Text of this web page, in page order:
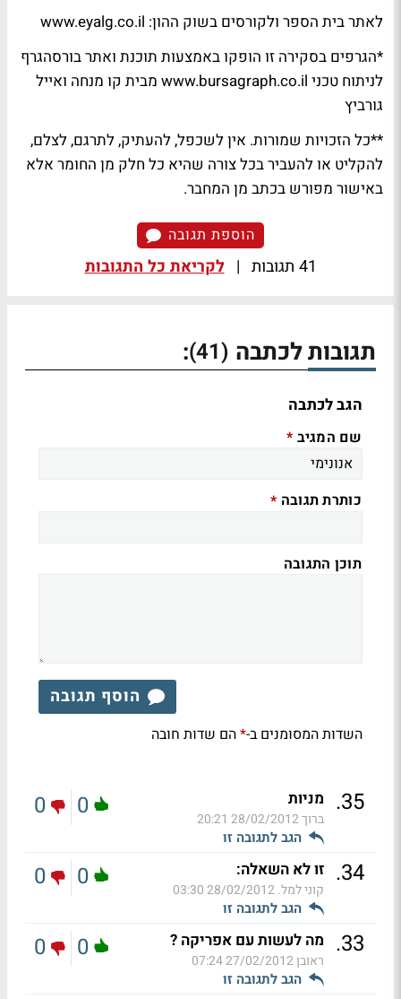
לאתר בית הספר ולקורסים בשוק ההון: www.eyalg.co.il
*הגרפים בסקירה זו הופקו באמצעות תוכנת ואתר בורסהגרף
לניתוח טכני www.bursagraph.co.il מבית קו מנחה ואייל
גורביץ
**כל הזכויות שמורות. אין לשכפל, להעתיק, לתרגם, לצלם,
להקליט או להעביר בכל צורה שהיא כל חלק מן החומר אלא
באישור מפורש בכתב מן המחבר.
הוספת תגובה
41 תגובות | לקריאת כל התגובות
תגובות לכתבה (41)
:
הגב לכתבה
שם המגיב *
כותרת תגובה *
תוכן התגובה
הוסף תגובה
השדות המסומנים ב-*הם שדות חובה
35
. מניות
ברוך28/02/2012 20:21
הגב לתגובה זו
0
0
34
. זו לא השאלה:
קוני למל.28/02/2012 03:30
הגב לתגובה זו
0
0
33
. מה לעשות עם אפריקה ?
ראובן27/02/2012 07:24
הגב לתגובה זו
0
0